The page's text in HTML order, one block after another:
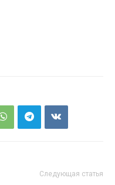
Следующая статья